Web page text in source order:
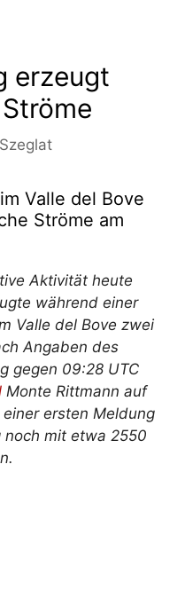
erzeugt
Valle del Bove
Ströme am
Aktivität heute
während einer
Valle del Bove zwei
Angaben des
gegen 09:28 UTC
Monte Rittmann auf
ersten Meldung
mit etwa 2550